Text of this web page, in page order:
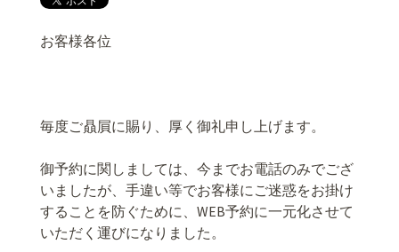
お客様各位
毎度ご贔屓に賜り、厚く御礼申し上げます。
御予約に関しましては、今までお電話のみでござ
いましたが、手違い等でお客様にご迷惑をお掛け
することを防ぐために、WEB予約に一元化させて
いただく運びになりました。